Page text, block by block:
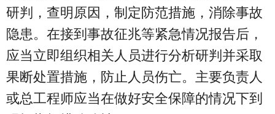
研判，查明原因，制定防范措施，消除事故
隐患。在接到事故征兆等紧急情况报告后，
应当立即组织相关人员进行分析研判并采取
果断处置措施，防止人员伤亡。主要负责人
或总工程师应当在做好安全保障的情况下到